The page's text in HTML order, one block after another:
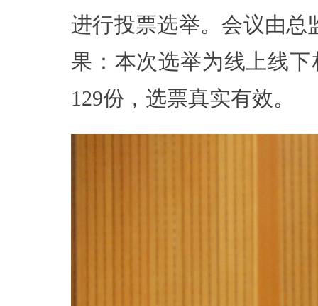
进行投票选举。会议由总
果：本次选举为线上线
129份，选票真实有效。